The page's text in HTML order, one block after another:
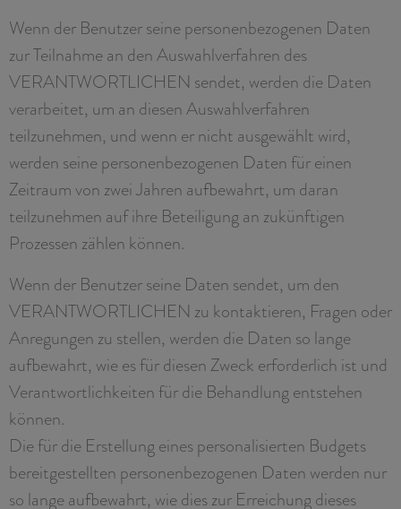
Wenn der Benutzer seine personenbezogenen Daten
zur Teilnahme an den Auswahlverfahren des
VERANTWORTLICHEN sendet, werden die Daten
verarbeitet, um an diesen Auswahlverfahren
teilzunehmen, und wenn er nicht ausgewählt wird,
werden seine personenbezogenen Daten für einen
Zeitraum von zwei Jahren aufbewahrt, um daran
teilzunehmen auf ihre Beteiligung an zukünftigen
Prozessen zählen können.
Wenn der Benutzer seine Daten sendet, um den
VERANTWORTLICHEN zu kontaktieren, Fragen oder
Anregungen zu stellen, werden die Daten so lange
aufbewahrt, wie es für diesen Zweck erforderlich ist und
Verantwortlichkeiten für die Behandlung entstehen
können.
Die für die Erstellung eines personalisierten Budgets
bereitgestellten personenbezogenen Daten werden nur
so lange aufbewahrt, wie dies zur Erreichung dieses